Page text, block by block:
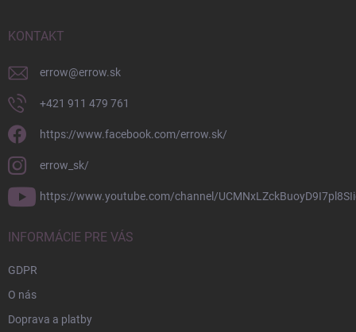
KONTAKT
errow@errow.sk
+421 911 479 761
https://www.facebook.com/errow.sk/
errow_sk/
https://www.youtube.com/channel/
INFORMÁCIE PRE VÁS
GDPR
O nás
Doprava a platby